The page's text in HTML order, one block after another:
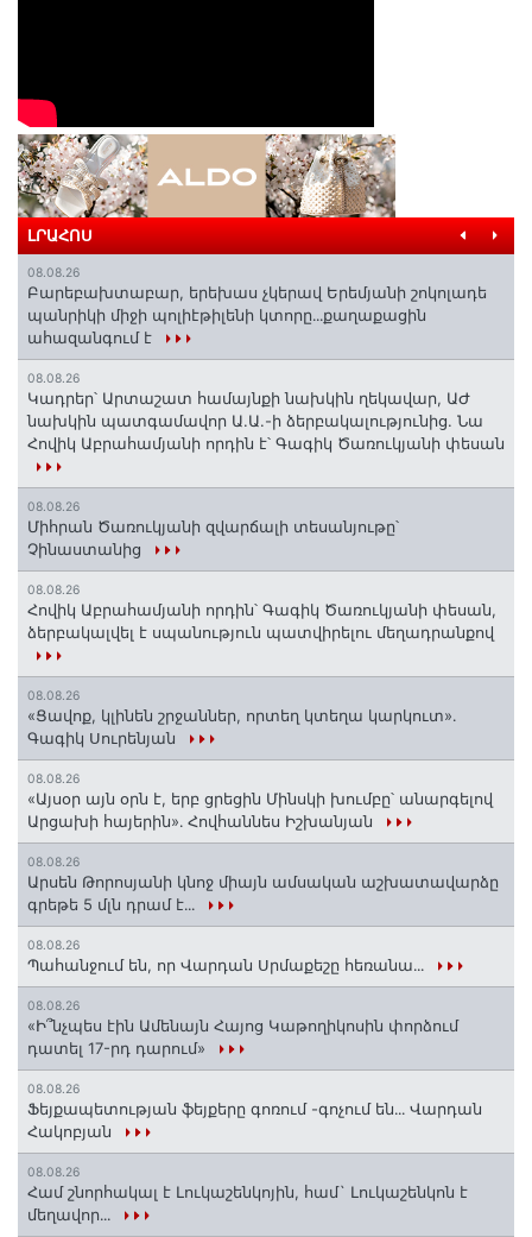
ԼՐԱՀՈՍ
08.08.26
Բարեբախտաբար, երեխաս չկերավ Երեմյանի շոկոլադե
պանրիկի միջի պոլիէթիլենի կտորը․․․քաղաքացին
ահազանգում է
08.08.26
Կադրեր՝ Արտաշատ համայնքի նախկին ղեկավար, ԱԺ
նախկին պատգամավոր Ա.Ա.-ի ձերբակալությունից. Նա
Հովիկ Աբրահամյանի որդին է՝ Գագիկ Ծառուկյանի փեսան
08.08.26
Միհրան Ծառուկյանի զվարճալի տեսանյութը՝
Չինաստանից
08.08.26
Հովիկ Աբրահամյանի որդին՝ Գագիկ Ծառուկյանի փեսան,
ձերբակալվել է սպանություն պատվիրելու մեղադրանքով
08.08.26
«Ցավոք, կլինեն շրջաններ, որտեղ կտեղա կարկուտ»․
Գագիկ Սուրենյան
08.08.26
«Այսօր այն օրն է, երբ ցրեցին Մինսկի խումբը՝ անարգելով
Արցախի հայերին»․ Հովհաննես Իշխանյան
08.08.26
Արսեն Թորոսյանի կնոջ միայն ամսական աշխատավարձը
գրեթե 5 մլն դրամ է․․․
08.08.26
Պահանջում են, որ Վարդան Սրմաքեշը հեռանա․․․
08.08.26
«Ի՞նչպես էին Ամենայն Հայոց Կաթողիկոսին փորձում
դատել 17-րդ դարում»
08.08.26
Ֆեյքապետության ֆեյքերը գոռում -գոչում են․․․ Վարդան
Հակոբյան
08.08.26
Համ շնորհակալ է Լուկաշենկոյին, համ` Լուկաշենկոն է
մեղավոր․․․